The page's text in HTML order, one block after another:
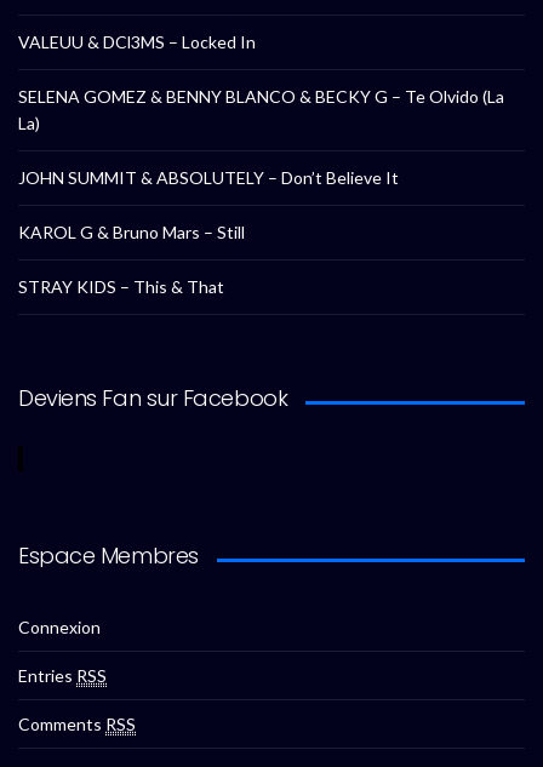
VALEUU & DCl3MS – Locked In
SELENA GOMEZ & BENNY BLANCO & BECKY G – Te Olvido (La
La)
JOHN SUMMIT & ABSOLUTELY – Don’t Believe It
KAROL G & Bruno Mars – Still
STRAY KIDS – This & That
Deviens Fan sur Facebook
Espace Membres
Connexion
Entries RSS
Comments RSS